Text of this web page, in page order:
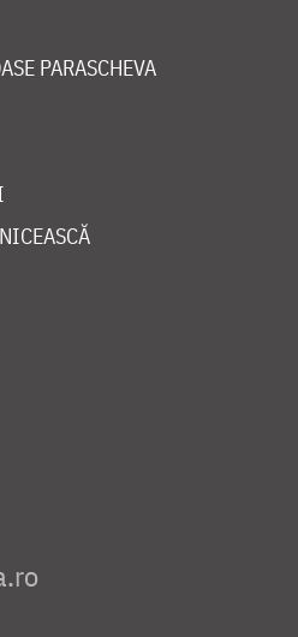
PARASCHEVA